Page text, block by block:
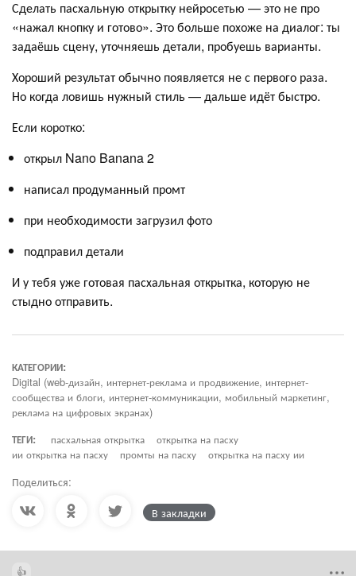
Сделать пасхальную открытку нейросетью — это не про
«нажал кнопку и готово». Это больше похоже на диалог: ты
задаёшь сцену, уточняешь детали, пробуешь варианты.
Хороший результат обычно появляется не с первого раза.
Но когда ловишь нужный стиль — дальше идёт быстро.
Если коротко:
открыл Nano Banana 2
написал продуманный промт
при необходимости загрузил фото
подправил детали
И у тебя уже готовая пасхальная открытка, которую не
стыдно отправить.
КАТЕГОРИИ:
Digital (web-дизайн, интернет-реклама и продвижение, интернет-
сообщества и блоги, интернет-коммуникации, мобильный маркетинг,
реклама на цифровых экранах)
ТЕГИ:
пасхальная открытка
открытка на пасху
ии открытка на пасху
промты на пасху открытка на пасху ии
Поделиться:
В закладки